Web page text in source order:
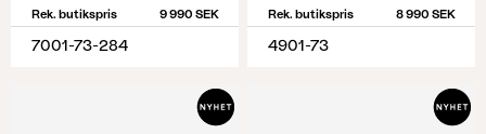
Rek. butikspris 9 990 SEK
7001-73-284
Rek. butikspris 8 990 SEK
4901-73